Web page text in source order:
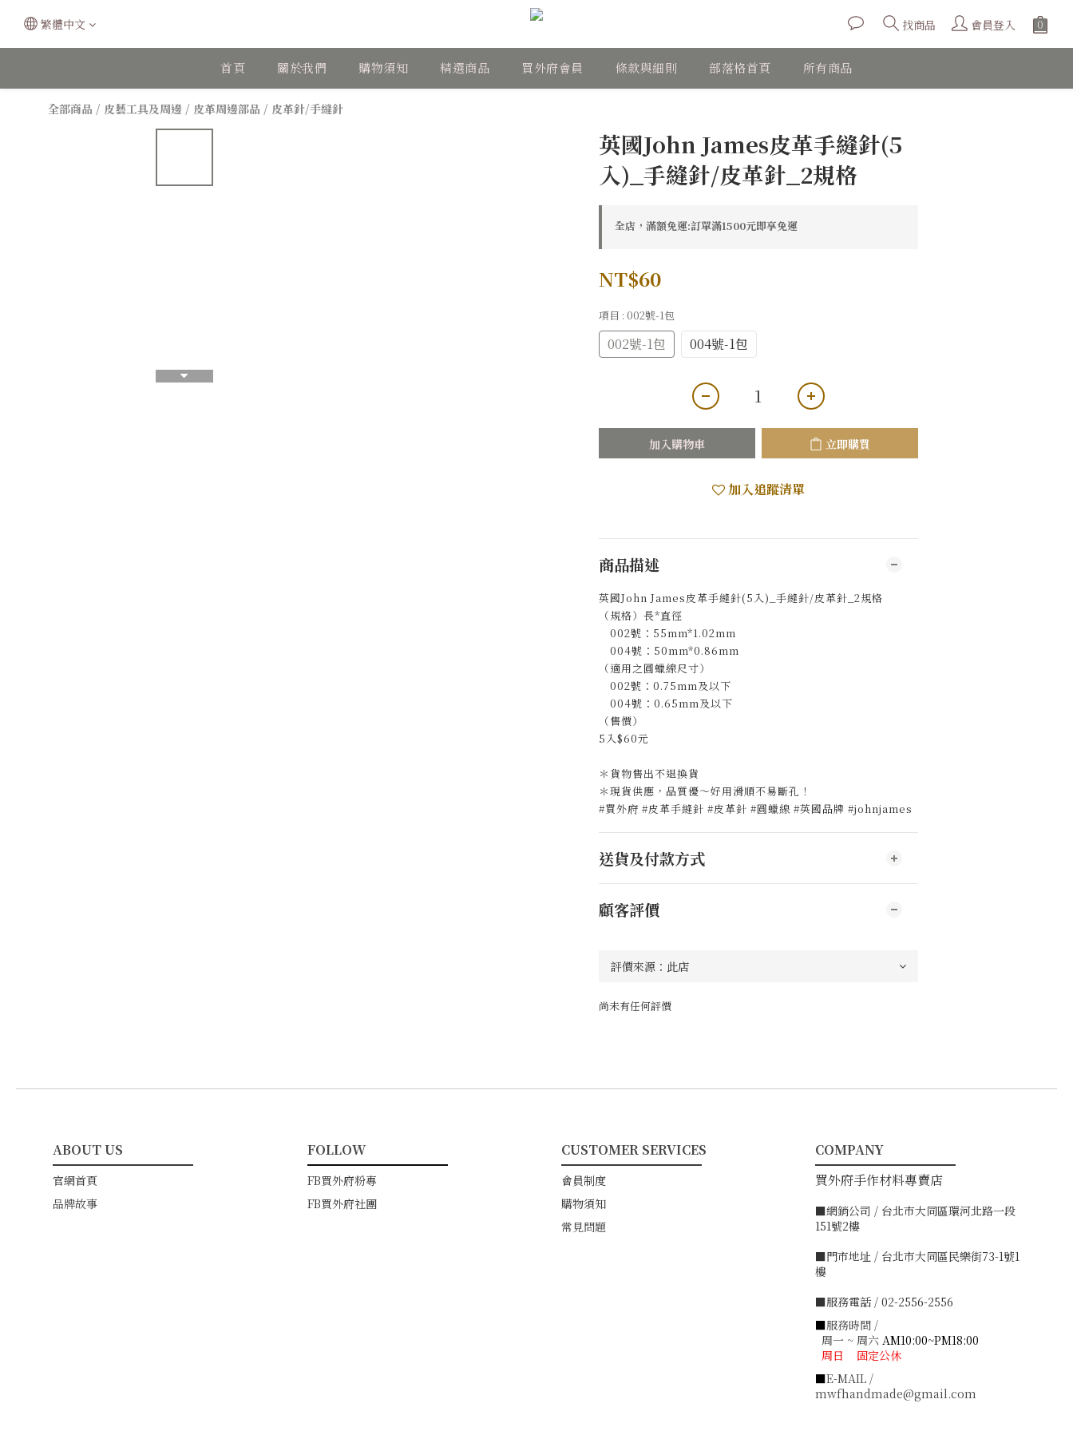
繁體中文 找商品 會員登入
首頁 關於我們 購物須知 精選商品 買外府會員 條款與細則 部落格首頁 所有商品
全部商品 / 皮藝工具及周邊 / 皮革周邊部品 / 皮革針/手縫針
英國John James皮革手縫針(5
入)_手縫針/皮革針_2規格
全店，滿額免運:訂單滿1500元即享免運
NT$60
項目 : 002號-1包
002號-1包 004號-1包
加入購物車 立即購買
加入追蹤清單
商品描述
英國John James皮革手縫針(5入)_手縫針/皮革針_2規格
（規格）長*直徑
002號：55mm*1.02mm
004號：50mm*0.86mm
（適用之圓蠟線尺寸）
002號：0.75mm及以下
004號：0.65mm及以下
（售價）
5入$60元
＊貨物售出不退換貨
＊現貨供應，品質優～好用滑順不易斷孔！
#買外府 #皮革手縫針 #皮革針 #圓蠟線 #英國品牌 #johnjames
送貨及付款方式
顧客評價
尚未有任何評價
ABOUT US
━━━━━━━━━━━
官網首頁
品牌故事
FOLLOW
━━━━━━━━━━━
FB買外府粉專
FB買外府社團
CUSTOMER SERVICES
━━━━━━━━━━━
會員制度
購物須知
常見問題
COMPANY
━━━━━━━━━━━
買外府手作材料專賣店
■網銷公司 / 台北市大同區環河北路一段
151號2樓
■門市地址 / 台北市大同區民樂街73-1號1
樓
■服務電話 / 02-2556-2556
■服務時間 /
周一 ~ 周六 AM10:00~PM18:00
周日 固定公休
■E-MAIL /
mwfhandmade@gmail.com